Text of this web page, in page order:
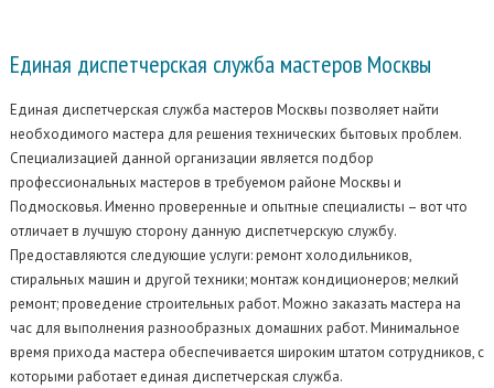
Единая диспетчерская служба мастеров Москвы
Единая диспетчерская служба мастеров Москвы позволяет найти
необходимого мастера для решения технических бытовых проблем.
Специализацией данной организации является подбор
профессиональных мастеров в требуемом районе Москвы и
Подмосковья. Именно проверенные и опытные специалисты – вот что
отличает в лучшую сторону данную диспетчерскую службу.
Предоставляются следующие услуги: ремонт холодильников,
стиральных машин и другой техники; монтаж кондиционеров; мелкий
ремонт; проведение строительных работ. Можно заказать мастера на
час для выполнения разнообразных домашних работ. Минимальное
время прихода мастера обеспечивается широким штатом сотрудников, с
которыми работает единая диспетчерская служба.